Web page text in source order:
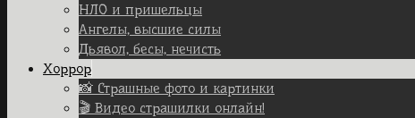
НЛО и пришельцы
Ангелы, высшие силы
Дьявол, бесы, нечисть
Хоррор
📸 Страшные фото и картинки
🎬 Видео страшилки онлайн!